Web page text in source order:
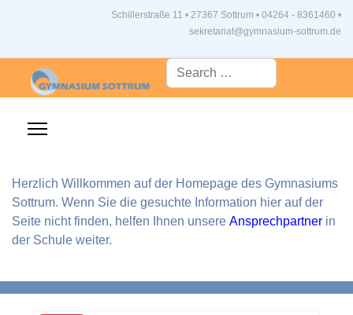
Schillerstraße 11 • 27367 Sottrum • 04264 - 8361460 •
sekretariat@gymnasium-sottrum.de
Suche...
Herzlich Willkommen auf der Homepage des Gymnasiums
Sottrum. Wenn Sie die gesuchte Information hier auf der
Seite nicht finden, helfen Ihnen unsere Ansprechpartner in
der Schule weiter.